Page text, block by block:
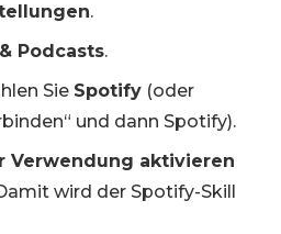
.
Podcasts.
Sie Spotify (oder
und dann Spotify).
Verwendung aktivieren
wird der Spotify-Skill